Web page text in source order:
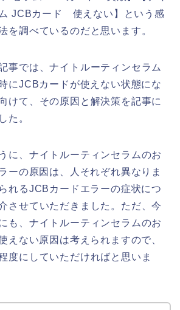
ム JCBカード 使えない】という感
を調べているのだと思います。
事では、ナイトルーティンセラム
にJCBカードが使えない状態にな
けて、その原因と解決策を記事に
た。
に、ナイトルーティンセラムのお
ーの原因は、人それぞれ異なりま
れるJCBカードエラーの症状につ
させていただきました。ただ、今
も、ナイトルーティンセラムのお
えない原因は考えられますので、
度にしていただければと思いま